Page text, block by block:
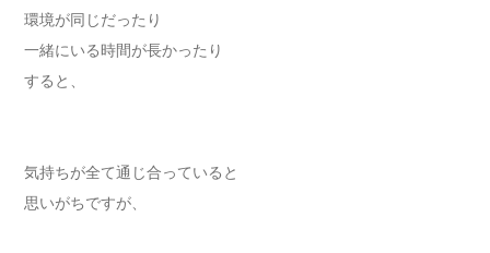
環境が同じだったり
一緒にいる時間が長かったり
すると、
気持ちが全て通じ合っていると
思いがちですが、